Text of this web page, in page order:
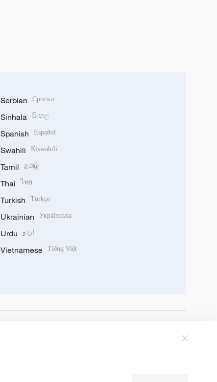
Serbian Српски
Sinhala සිංහල
Spanish Español
Swahili Kiswahili
Tamil தமிழ்
Thai ไทย
Turkish Türkçe
Ukrainian Українська
Urdu اردو
Vietnamese Tiếng Việt